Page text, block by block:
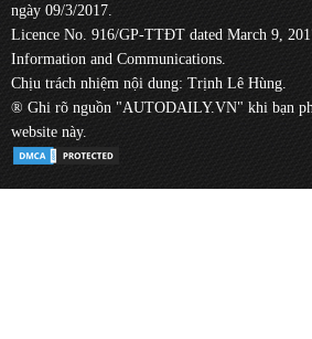
ngày 09/3/2017.
Licence No. 916/GP-TTĐT dated March 9,
Information and Communications.
Chịu trách nhiệm nội dung: Trịnh Lê Hùng.
® Ghi rõ nguồn "AUTODAILY.VN" khi bạn
website này.